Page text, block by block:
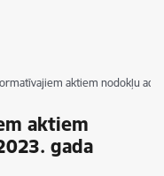
aktiem nodokļu
aktiem
gada